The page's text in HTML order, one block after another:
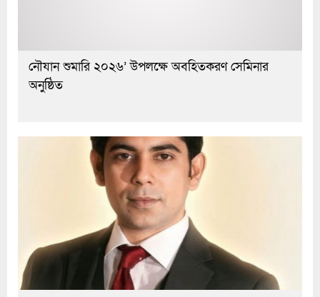
নৌযান শুমারি ২০২৬’ উপলক্ষে অবহিতকরণ সেমিনার
অনুষ্ঠিত